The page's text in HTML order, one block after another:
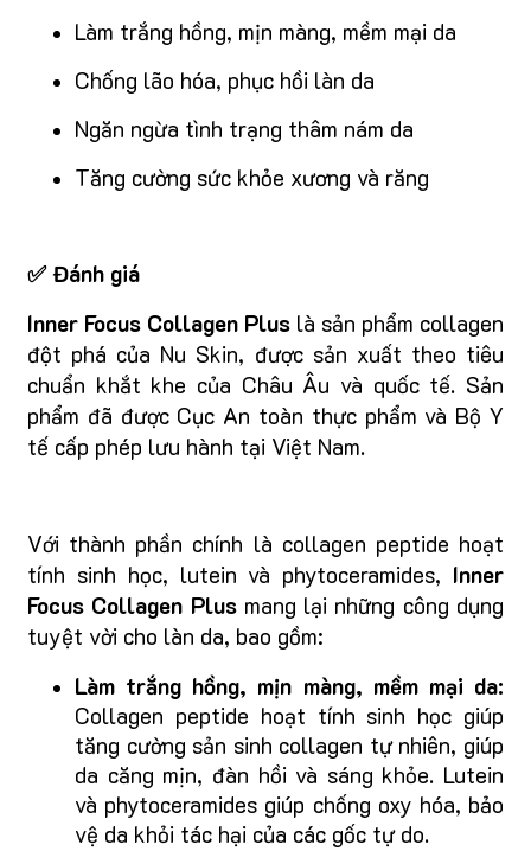
Làm trắng hồng, mịn màng, mềm mại da
Chống lão hóa, phục hồi làn da
Ngăn ngừa tình trạng thâm nám da
Tăng cường sức khỏe xương và răng
✅ Đánh giá
Inner Focus Collagen Plus là sản phẩm collagen
đột phá của Nu Skin, được sản xuất theo tiêu
chuẩn khắt khe của Châu Âu và quốc tế. Sản
phẩm đã được Cục An toàn thực phẩm và Bộ Y
tế cấp phép lưu hành tại Việt Nam.
Với thành phần chính là collagen peptide hoạt
tính sinh học, lutein và phytoceramides, Inner
Focus Collagen Plusmang lại những công dụng
tuyệt vời cho làn da, bao gồm:
Làm trắng hồng, mịn màng, mềm mại da:
Collagen peptide hoạt tính sinh học giúp
tăng cường sản sinh collagen tự nhiên, giúp
da căng mịn, đàn hồi và sáng khỏe. Lutein
và phytoceramides giúp chống oxy hóa, bảo
vệ da khỏi tác hại của các gốc tự do.